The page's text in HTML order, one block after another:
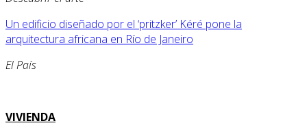
Un edificio diseñado por el ‘pritzker’ Kéré pone la
arquitectura africana en Río de Janeiro
El País
VIVIENDA